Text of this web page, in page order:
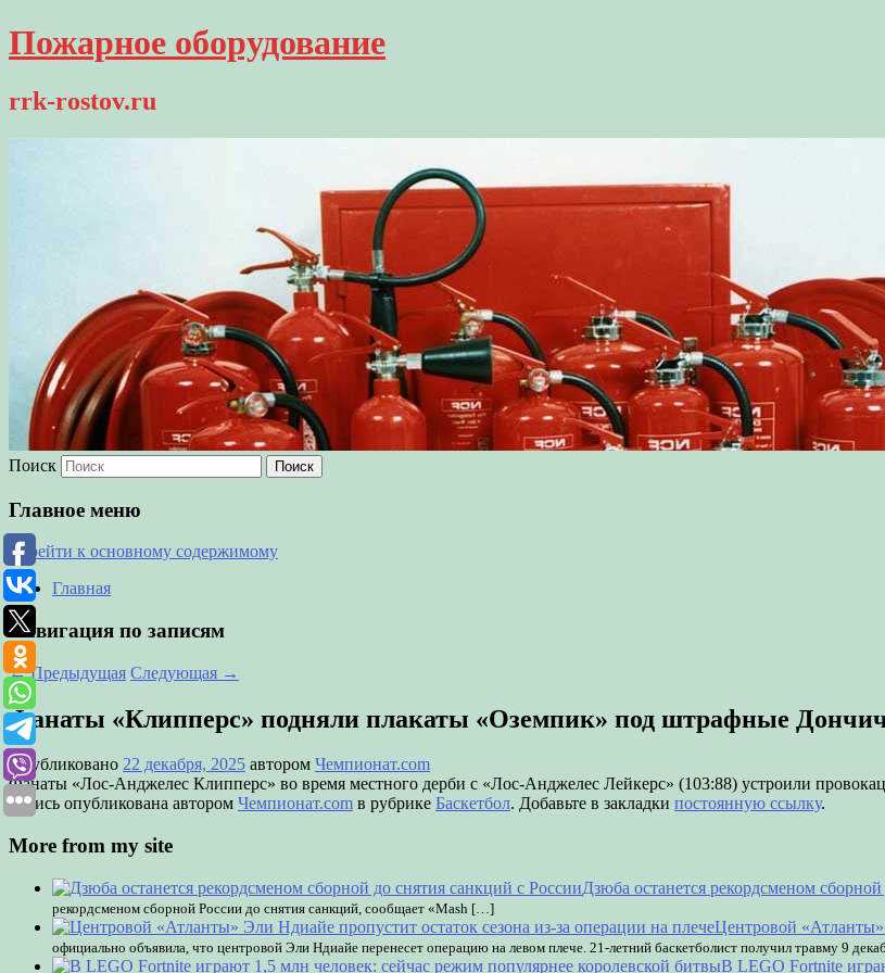
Пожарное оборудование
rrk-rostov.ru
Поиск
Главное меню
Перейти к основному содержимому
Главная
Навигация по записям
←Предыдущая Следующая →
Фанаты «Клипперс» подняли плакаты «Оземпик» под штрафные
Опубликовано 22 декабря, 2025 автором Чемпионат.com
Фанаты «Лос-Анджелес Клипперс» во время местного дерби с «Лос-Анджелес Лейкерс» (103:88) устроили
Запись опубликована автором Чемпионат.com в рубрике Баскетбол. Добавьте в закладки постоянную ссылку.
More from my site
Дзюба останется рекордсменом
рекордсменом сборной России до снятия санкций, сообщает «Mash […]
Центровой «Атланты»
официально объявила, что центровой Эли Ндиайе перенесет операцию на левом плече. 21-летний баскетболист получил травму 9
В LEGO Fortnite